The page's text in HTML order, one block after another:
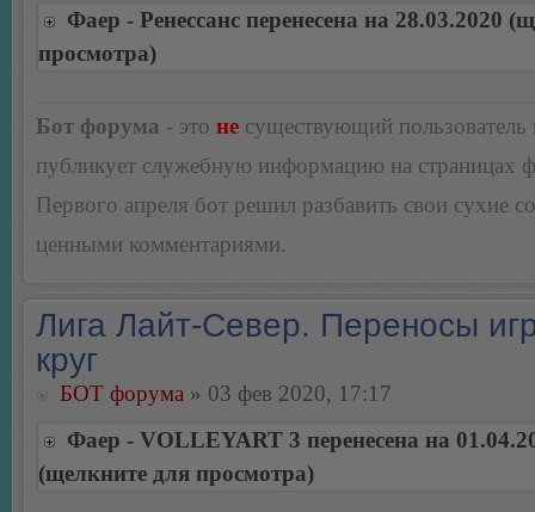
Фаер - Ренессанс перенесена на 28.03.2020
просмотра)
Бот форума - это не существующий пользователь
публикует служебную информацию на страницах
Первого апреля бот решил разбавить свои сухие
ценными комментариями.
Лига Лайт-Север. Переносы
круг
БОТ форума » 03 фев 2020, 17:17
Фаер - VOLLEYART 3 перенесена на
(щелкните для просмотра)